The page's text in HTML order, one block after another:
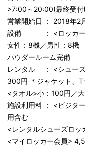
>7:00～20:00(最終受
営業開始日 ： 2018年2
設備 ： <ロッカー>
女性：8機／男性：8機
パウダールーム完備
レンタル ： <シュー
300円 ＊ジャケット、T
<タオル>小：100円／
施設利用料 ： <ビジタ
用含む
<レンタルシューズロッ
<マイロッカー会員>